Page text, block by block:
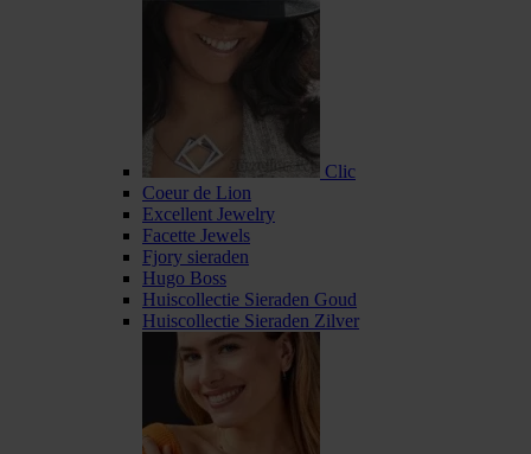
Clic
Coeur de Lion
Excellent Jewelry
Facette Jewels
Fjory sieraden
Hugo Boss
Huiscollectie Sieraden Goud
Huiscollectie Sieraden Zilver